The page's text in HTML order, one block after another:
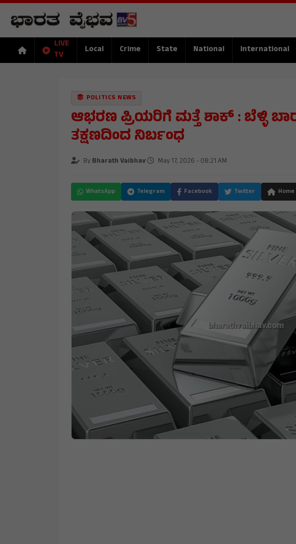
LIVE
TV
Local Crime State National International
POLITICS NEWS
ಆಭರಣ ಪ್ರಿಯರಿಗೆ ಮತ್ತೆ ಶಾಕ್ : ಬೆಳ್ಳಿ
ತಕ್ಷಣದಿಂದ ನಿರ್ಬಂಧ
ByBharath Vaibhav May 17, 2026 - 08:21 AM
WhatsApp Telegram Facebook Twitter Home